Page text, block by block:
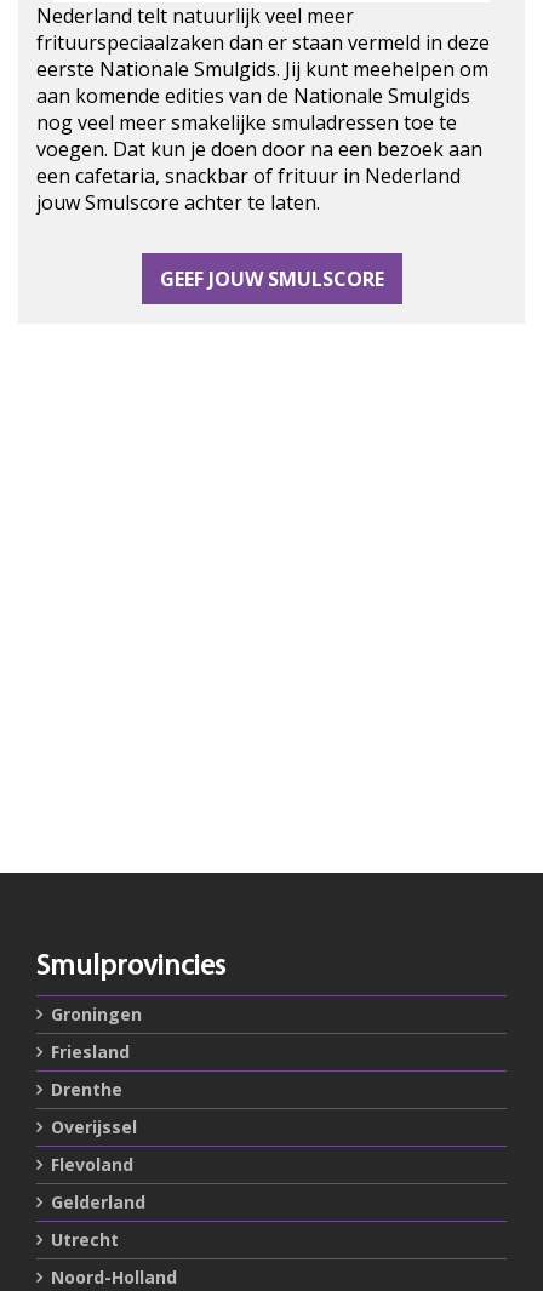
Nederland telt natuurlijk veel meer
frituurspeciaalzaken dan er staan vermeld in deze
eerste Nationale Smulgids. Jij kunt meehelpen om
aan komende edities van de Nationale Smulgids
nog veel meer smakelijke smuladressen toe te
voegen. Dat kun je doen door na een bezoek aan
een cafetaria, snackbar of frituur in Nederland
jouw Smulscore achter te laten.
GEEF JOUW SMULSCORE
Smulprovincies
Groningen
Friesland
Drenthe
Overijssel
Flevoland
Gelderland
Utrecht
Noord-Holland